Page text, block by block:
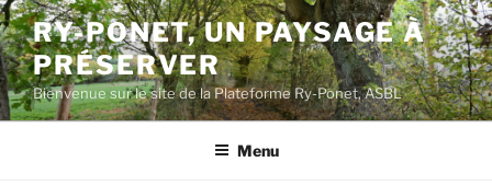
Aller
au
contenu
principal
RY-PONET, UN PAYSAGE À
PRÉSERVER
Bienvenue sur le site de la Plateforme Ry-Ponet, ASBL
Menu